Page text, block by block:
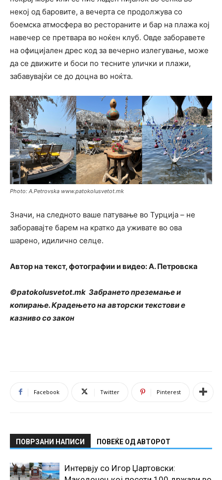
некој од баровите, а вечерта се продолжува со
боемска атмосфера во рестораните и бар на плажа кој
навечер се претвара во ноќен клуб. Овде заборавете
на официјален дрес код за вечерно излегување, може
да се движите и боси по тесните улички и плажи,
забавувајќи се до доцна во ноќта.
Photo: A.Petrovska www.patokolusvetot.mk
Значи, на следното ваше патување во Турција – не
заборавајте барем на кратко да уживате во ова
шарено, идилично селце.
Автор на текст, фотографии и видео: А. Петровска
©patokolusvetot.mk Забрането преземање и
копирање. Крадењето на авторски текстови е
казниво со закон
Facebook Twitter Pinterest
ПОВРЗАНИ НАПИСИ ПОВЕЌЕ ОД АВТОРОТ
Интервју со Игор Џартовски: